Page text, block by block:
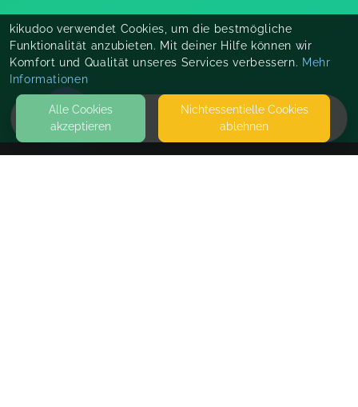
HOME
kikudoo verwendet Cookies, um die bestmögliche
Funktionalität anzubieten. Mit deiner Hilfe können wir
Komfort und Qualität unseres Services verbessern. Mehr
Informationen
Alle Cookies
akzeptieren
Nicht­essentielle Cookies
ablehnen